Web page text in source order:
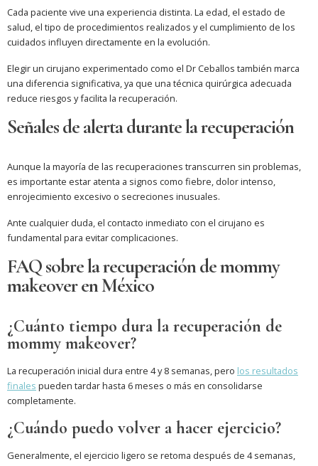
Cada paciente vive una experiencia distinta. La edad, el estado de
salud, el tipo de procedimientos realizados y el cumplimiento de los
cuidados influyen directamente en la evolución.
Elegir un cirujano experimentado como el Dr Ceballos también marca
una diferencia significativa, ya que una técnica quirúrgica adecuada
reduce riesgos y facilita la recuperación.
Señales de alerta durante la recuperación
Aunque la mayoría de las recuperaciones transcurren sin problemas,
es importante estar atenta a signos como fiebre, dolor intenso,
enrojecimiento excesivo o secreciones inusuales.
Ante cualquier duda, el contacto inmediato con el cirujano es
fundamental para evitar complicaciones.
FAQ sobre la recuperación de mommy
makeover en México
¿Cuánto tiempo dura la recuperación de
mommy makeover?
La recuperación inicial dura entre 4 y 8 semanas, pero los resultados
finales pueden tardar hasta 6 meses o más en consolidarse
completamente.
¿Cuándo puedo volver a hacer ejercicio?
Generalmente, el ejercicio ligero se retoma después de 4 semanas,